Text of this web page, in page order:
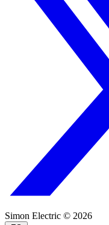
Simon Electric © 2026